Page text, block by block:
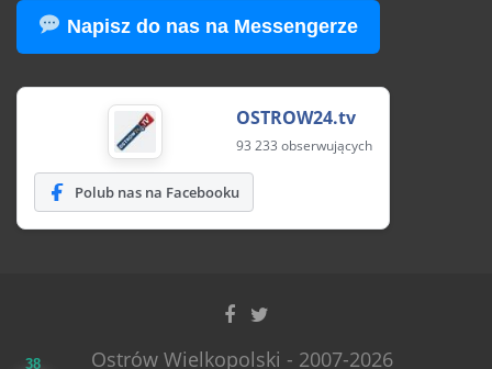
Napisz do nas na Messengerze
OSTROW24.tv
93 233 obserwujących
Polub nas na Facebooku
Ostrów Wielkopolski - 2007-2026
38